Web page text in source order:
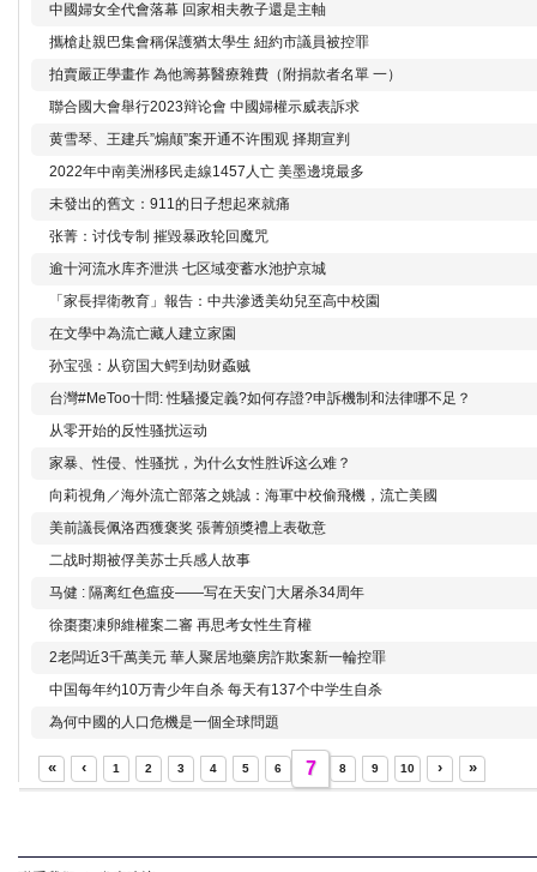
中國婦女全代會落幕 回家相夫教子還是主軸
攜槍赴親巴集會稱保護猶太學生 紐約市議員被控罪
拍賣嚴正學畫作 為他籌募醫療雜費（附捐款者名單 一）
聯合國大會舉行2023辩论會 中國婦權示威表訴求
黄雪琴、王建兵”煽颠”案开通不许围观 择期宣判
2022年中南美洲移民走線1457人亡 美墨邊境最多
未發出的舊文：911的日子想起來就痛
张菁：讨伐专制 摧毀暴政轮回魔咒
逾十河流水库齐泄洪 七区域变蓄水池护京城
「家長捍衛教育」報告：中共滲透美幼兒至高中校園
在文學中為流亡藏人建立家園
孙宝强：从窃国大鳄到劫财蟊贼
台灣#MeToo十問: 性騷擾定義?如何存證?申訴機制和法律哪不足？
从零开始的反性骚扰运动
家暴、性侵、性骚扰，为什么女性胜诉这么难？
向莉視角／海外流亡部落之姚誠：海軍中校偷飛機，流亡美國
美前議長佩洛西獲褒奖 張菁頒獎禮上表敬意
二战时期被俘美苏士兵感人故事
马健 : 隔离红色瘟疫——写在天安门大屠杀34周年
徐棗棗凍卵維權案二審 再思考女性生育權
2老闆近3千萬美元 華人聚居地藥房詐欺案新一輪控罪
中国每年约10万青少年自杀 每天有137个中学生自杀
為何中國的人口危機是一個全球問題
« ‹ 1 2 3 4 5 6 7 8 9 10 › »